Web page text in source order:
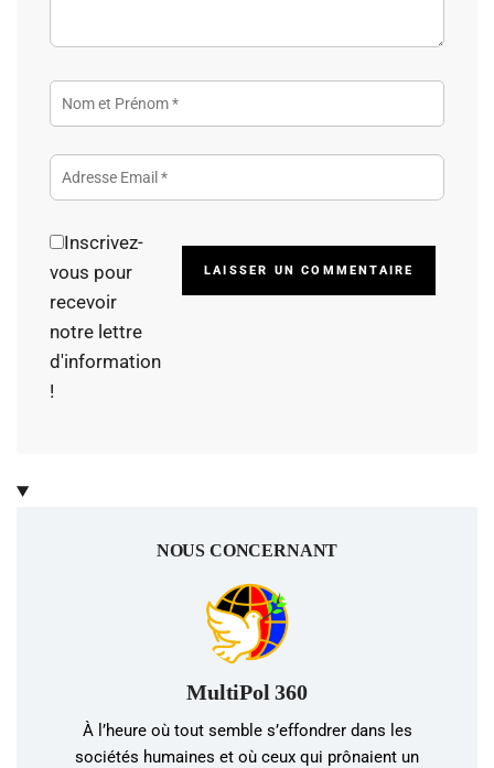
Inscrivez-
vous pour
recevoir
notre lettre
d'information
!
NOUS CONCERNANT
MultiPol 360
À l’heure où tout semble s’effondrer dans les
sociétés humaines et où ceux qui prônaient un